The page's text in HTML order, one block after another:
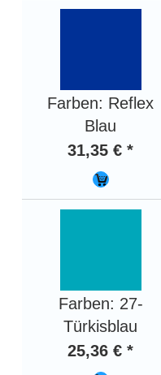
Farben: Reflex
Blau
31,35 € *
Farben: 27-
Türkisblau
25,36 € *